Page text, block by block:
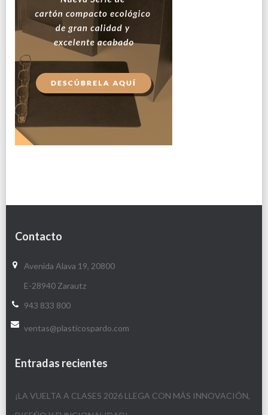
Contacto
Avenida Alava 19, 20800
E-28940 Zarautz
943 833 800
ventas@plasticospardo.com
Entradas recientes
¡LA VUELTA A CLASES 2026 LLEGA CON MÁS INNOVACIÓN,